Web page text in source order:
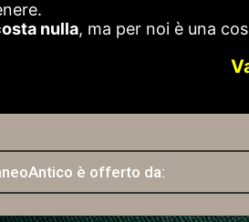
nulla, ma per noi è una
è offerto da: